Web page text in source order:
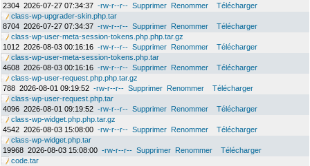
2304 2026-07-27 07:34:37 -rw-r--r-- Supprimer Renommer
Télécharger
class-wp-upgrader-skin.php.tar
8704 2026-07-27 07:34:37 -rw-r--r-- Supprimer Renommer
Télécharger
class-wp-user-meta-session-tokens.php.php.tar.gz
1012 2026-08-03 00:16:16 -rw-r--r-- Supprimer Renommer
Télécharger
class-wp-user-meta-session-tokens.php.tar
4608 2026-08-03 00:16:16 -rw-r--r-- Supprimer Renommer
Télécharger
class-wp-user-request.php.php.tar.gz
788 2026-08-01 09:19:52 -rw-r--r-- Supprimer Renommer
Télécharger
class-wp-user-request.php.tar
4096 2026-08-01 09:19:52 -rw-r--r-- Supprimer Renommer
Télécharger
class-wp-widget.php.php.tar.gz
4542 2026-08-03 15:08:00 -rw-r--r-- Supprimer Renommer
Télécharger
class-wp-widget.php.tar
19968 2026-08-03 15:08:00 -rw-r--r-- Supprimer Renommer
Télécharger
code.tar